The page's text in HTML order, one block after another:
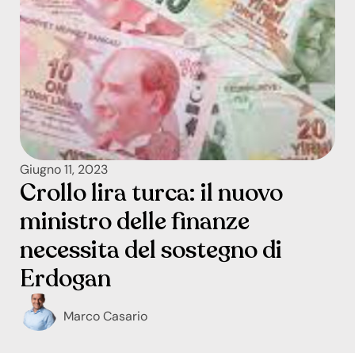
Giugno 11, 2023
Crollo lira turca: il nuovo
ministro delle finanze
necessita del sostegno di
Erdogan
Marco Casario